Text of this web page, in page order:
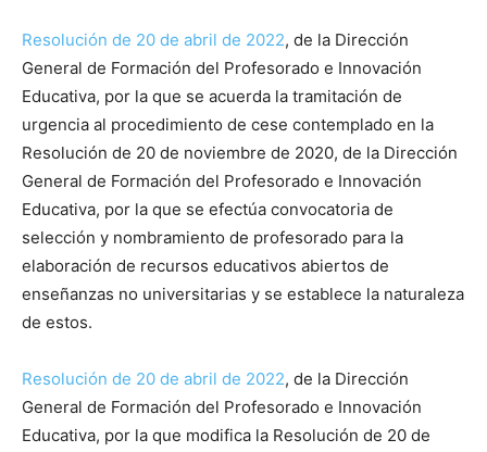
Resolución de 20 de abril de 2022, de la Dirección
General de Formación del Profesorado e Innovación
Educativa, por la que se acuerda la tramitación de
urgencia al procedimiento de cese contemplado en la
Resolución de 20 de noviembre de 2020, de la Dirección
General de Formación del Profesorado e Innovación
Educativa, por la que se efectúa convocatoria de
selección y nombramiento de profesorado para la
elaboración de recursos educativos abiertos de
enseñanzas no universitarias y se establece la naturaleza
de estos.
Resolución de 20 de abril de 2022, de la Dirección
General de Formación del Profesorado e Innovación
Educativa, por la que modifica la Resolución de 20 de